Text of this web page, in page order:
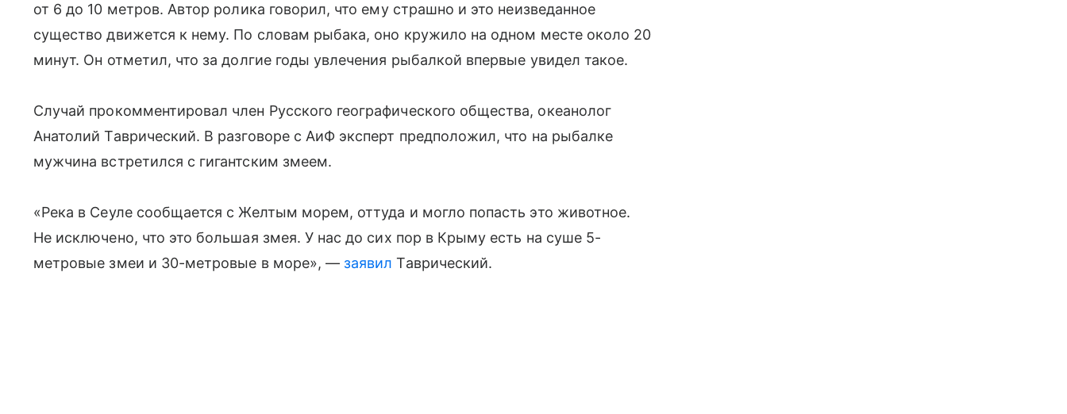
от 6 до 10 метров. Автор ролика говорил, что ему страшно и это неизведанное
существо движется к нему. По словам рыбака, оно кружило на одном месте около 20
минут. Он отметил, что за долгие годы увлечения рыбалкой впервые увидел такое.
Случай прокомментировал член Русского географического общества, океанолог
Анатолий Таврический. В разговоре с АиФ эксперт предположил, что на рыбалке
мужчина встретился с гигантским змеем.
«Река в Сеуле сообщается с Желтым морем, оттуда и могло попасть это животное.
Не исключено, что это большая змея. У нас до сих пор в Крыму есть на суше 5-
метровые змеи и 30-метровые в море», — заявил Таврический.